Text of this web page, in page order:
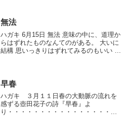
良かった。内容は・...
無法
ハガキ 6月15日 無法 意味の中に、道理か
らはずれたものなんてのがある。 大いに
結構 思いっきりはずれてみるのもいい そ
見...
早春
ハガキ ３月１１日春の大動脈の流れを
感ずる壺田花子の詩『早春』よ
り・・・・・・・・・・・・・・・・・